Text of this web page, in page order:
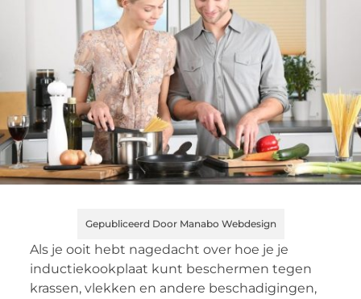
Gepubliceerd Door Manabo Webdesign
Als je ooit hebt nagedacht over hoe je je
inductiekookplaat kunt beschermen tegen
krassen, vlekken en andere beschadigingen,